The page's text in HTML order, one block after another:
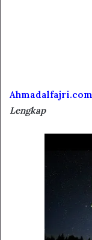
Ahmadalfajri.com
Lengkap